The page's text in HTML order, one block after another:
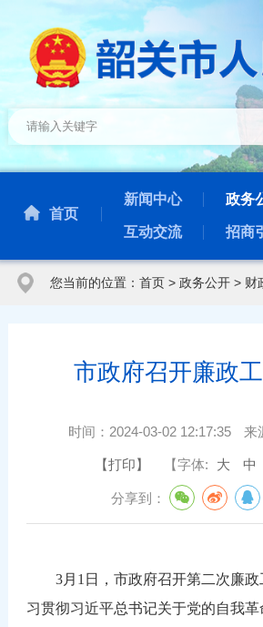
首页
新闻中心 政务
互动交流 招商
您当前的位置： 首页> 政务公开> 财
市政府召开廉政
时间： 2024-03-02 12:17:35 来
【打印】 【字体: 大 中
分享到：
3月1日，市政府召开第二次廉政
习贯彻习近平总书记关于党的自我